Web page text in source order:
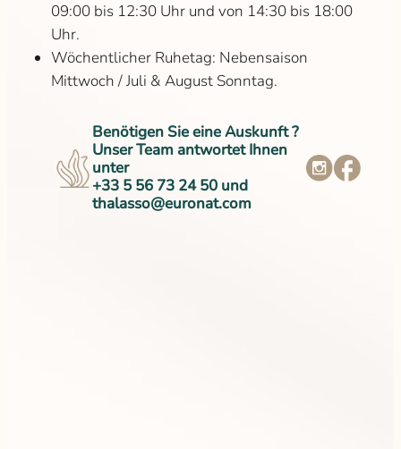
09:00 bis 12:30 Uhr und von 14:30 bis 18:00
Uhr.
Wöchentlicher Ruhetag: Nebensaison
Mittwoch / Juli & August Sonntag.
Benötigen Sie eine Auskunft ?
Unser Team antwortet Ihnen
unter
+33 5 56 73 24 50 und
thalasso@euronat.com